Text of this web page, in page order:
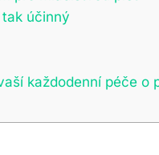
účinný
každodenní péče o